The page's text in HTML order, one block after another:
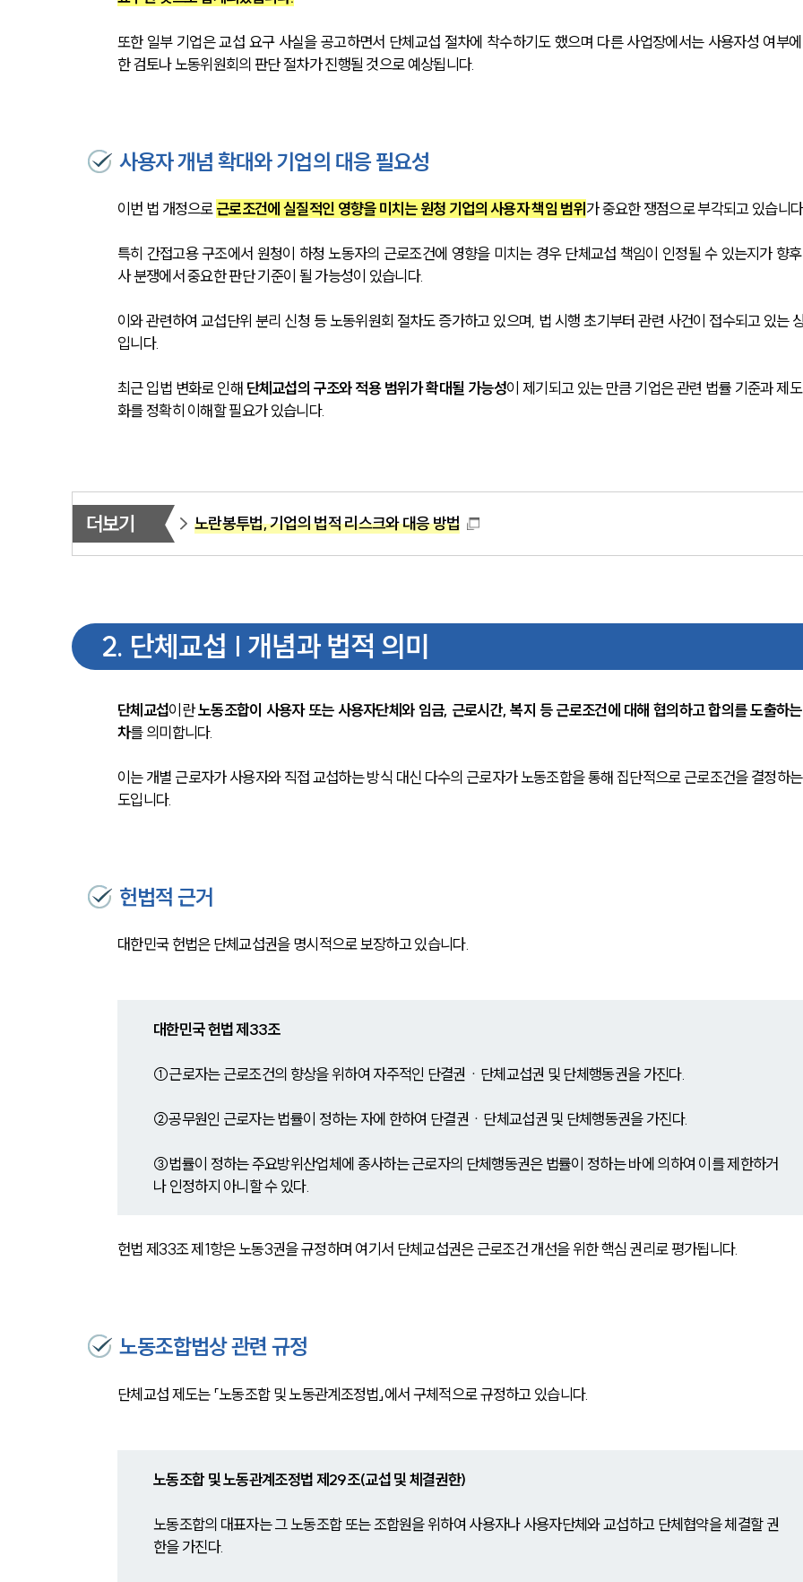
또한 일부 기업은 교섭 요구 사실을 공고하면서 단체교섭 절차에 착수하기도 했으며 다른 사업장에서는 사용자성 여부
한 검토나 노동위원회의 판단 절차가 진행될 것으로 예상됩니다.
사용자 개념 확대와 기업의 대응 필요성
이번 법 개정으로 근로조건에 실질적인 영향을 미치는 원청 기업의 사용자 책임 범위 가 중요한 쟁점으로 부각되고 있습니다.
특히 간접고용 구조에서 원청이 하청 노동자의 근로조건에 영향을 미치는 경우 단체교섭 책임이 인정될 수 있는지가 향
사 분쟁에서 중요한 판단 기준이 될 가능성이 있습니다.
이와 관련하여 교섭단위 분리 신청 등 노동위원회 절차도 증가하고 있으며, 법 시행 초기부터 관련 사건이 접수되고 있는
입니다.
최근 입법 변화로 인해 단체교섭의 구조와 적용 범위가 확대될 가능성이 제기되고 있는 만큼 기업은 관련 법률 기준과 제
화를 정확히 이해할 필요가 있습니다.
더보기 노란봉투법, 기업의 법적 리스크와 대응 방법
2. 단체교섭 | 개념과 법적 의미
단체교섭이란 노동조합이 사용자 또는 사용자단체와 임금, 근로시간, 복지 등 근로조건에 대해 협의하고 합의를 도출하
차를 의미합니다.
이는 개별 근로자가 사용자와 직접 교섭하는 방식 대신 다수의 근로자가 노동조합을 통해 집단적으로 근로조건을 결정하
도입니다.
헌법적 근거
대한민국 헌법은 단체교섭권을 명시적으로 보장하고 있습니다.
대한민국 헌법 제33조
①근로자는 근로조건의 향상을 위하여 자주적인 단결권ㆍ단체교섭권 및 단체행동권을 가진다.
②공무원인 근로자는 법률이 정하는 자에 한하여 단결권ㆍ단체교섭권 및 단체행동권을 가진다.
③법률이 정하는 주요방위산업체에 종사하는 근로자의 단체행동권은 법률이 정하는 바에 의하여 이를 제한하거
나 인정하지 아니할 수 있다.
헌법 제33조 제1항은 노동3권을 규정하며 여기서 단체교섭권은 근로조건 개선을 위한 핵심 권리로 평가됩니다.
노동조합법상 관련 규정
단체교섭 제도는 「노동조합 및 노동관계조정법」에서 구체적으로 규정하고 있습니다.
노동조합 및 노동관계조정법 제29조(교섭 및 체결권한)
노동조합의 대표자는 그 노동조합 또는 조합원을 위하여 사용자나 사용자단체와 교섭하고 단체협약을 체결할 권
한을 가진다.